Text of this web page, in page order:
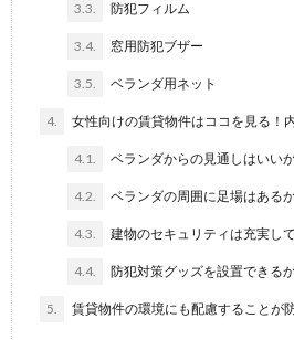
3.3. 防犯フィルム
3.4. 窓用防犯ブザー
3.5. ベランダ用ネット
4. 女性向けの賃貸物件はココを見る！
4.1. ベランダからの見通しはいい
4.2. ベランダの周囲に足場はある
4.3. 建物のセキュリティは充実し
4.4. 防犯対策グッズを設置できる
5. 賃貸物件の環境にも配慮することが